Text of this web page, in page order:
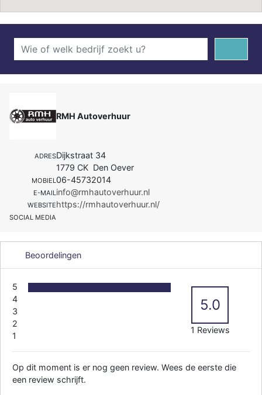
RMH Autoverhuur
ADRESDijkstraat 34
1779 CK Den Oever
MOBIEL06-45732014
E-MAILinfo@rmhautoverhuur.nl
WEBSITEhttps://rmhautoverhuur.nl/
SOCIAL MEDIA
Beoordelingen
5
4
3
2
1
5.0
1 Reviews
Op dit moment is er nog geen review. Wees de eerste die
een review schrijft.